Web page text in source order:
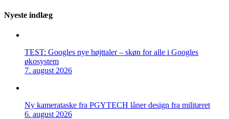
Nyeste indlæg
TEST: Googles nye højttaler – skøn for alle i Googles
økosystem
7. august 2026
Ny kamerataske fra PGYTECH låner design fra militæret
6. august 2026